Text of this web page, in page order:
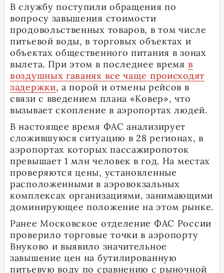
В службу поступили обращения по
вопросу завышения стоимости
продовольственных товаров, в том числе
питьевой воды, в торговых объектах и
объектах общественного питания в зонах
вылета. При этом в последнее время в
воздушных гаванях все чаще происходят
задержки, а порой и отмены рейсов в
связи с введением плана «Ковер», что
вызывает скопление в аэропортах людей.
В настоящее время ФАС анализирует
сложившуюся ситуацию в 28 регионах, в
аэропортах которых пассажиропоток
превышает 1 млн человек в год. На местах
проверяются цены, установленные
расположенными в аэровокзальных
комплексах организациями, занимающими
доминирующее положение на этом рынке.
Ранее Московское отделение ФАС России
проверило торговые точки в аэропорту
Внуково и выявило значительное
завышение цен на бутилированную
питьевую воду по сравнению с рыночной